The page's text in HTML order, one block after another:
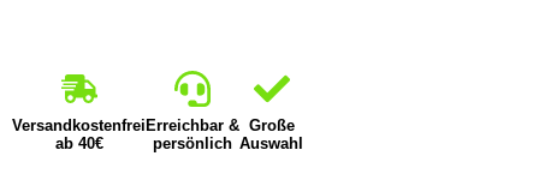
Versandkostenfrei
ab 40€
Erreichbar &
persönlich
Große
Auswahl